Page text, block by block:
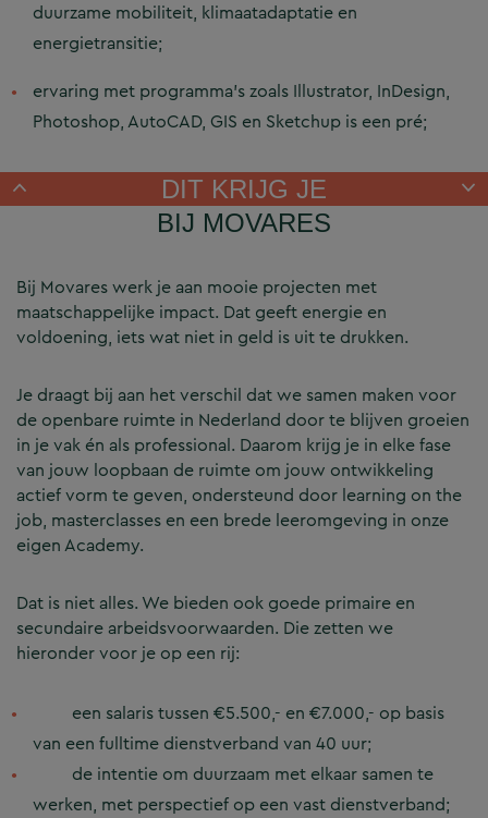
duurzame mobiliteit, klimaatadaptatie en
energietransitie;
ervaring met programma’s zoals Illustrator, InDesign,
Photoshop, AutoCAD, GIS en Sketchup is een pré;
DIT KRIJG JE
BIJ MOVARES
Bij Movares werk je aan mooie projecten met
maatschappelijke impact. Dat geeft energie en
voldoening, iets wat niet in geld is uit te drukken.
Je draagt bij aan het verschil dat we samen maken voor
de openbare ruimte in Nederland door te blijven groeien
in je vak én als professional. Daarom krijg je in elke fase
van jouw loopbaan de ruimte om jouw ontwikkeling
actief vorm te geven, ondersteund door learning on the
job, masterclasses en een brede leeromgeving in onze
eigen Academy.
Dat is niet alles. We bieden ook goede primaire en
secundaire arbeidsvoorwaarden. Die zetten we
hieronder voor je op een rij:
een salaris tussen €5.500,- en €7.000,- op basis
van een fulltime dienstverband van 40 uur;
de intentie om duurzaam met elkaar samen te
werken, met perspectief op een vast dienstverband;